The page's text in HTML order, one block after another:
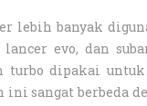
lebih banyak
evo, dan
turbo dipakai
ini sangat berbeda